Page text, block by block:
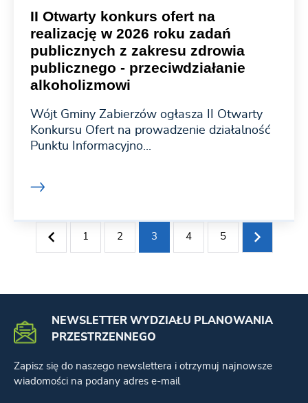
II Otwarty konkurs ofert na
realizację w 2026 roku zadań
publicznych z zakresu zdrowia
publicznego - przeciwdziałanie
alkoholizmowi
Wójt Gminy Zabierzów ogłasza II Otwarty
Konkursu Ofert na prowadzenie działalność
Punktu Informacyjno...
1 2 3 4 5
NEWSLETTER WYDZIAŁU PLANOWANIA
PRZESTRZENNEGO
Zapisz się do naszego newslettera i otrzymuj najnowsze
wiadomości na podany adres e-mail